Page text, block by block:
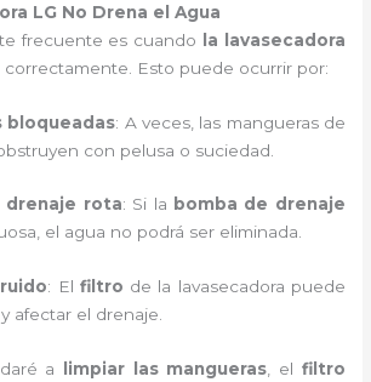
LG No Drena el Agua
frecuente es cuando
la lavasecadora
correctamente. Esto puede ocurrir por:
bloqueadas: A veces, las mangueras de
con pelusa o suciedad.
drenaje rota: Si la bomba de drenaje
el agua no podrá ser eliminada.
: El filtro de la lavasecadora puede
afectar el drenaje.
a limpiar las mangueras , el filtro